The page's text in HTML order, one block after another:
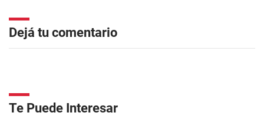
Dejá tu comentario
Te Puede Interesar